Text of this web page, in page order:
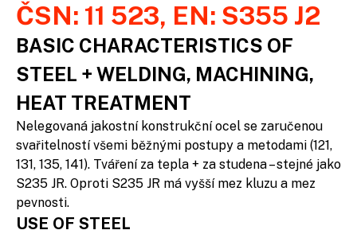
ČSN: 11 523, EN: S355 J2
BASIC CHARACTERISTICS OF
STEEL + WELDING, MACHINING,
HEAT TREATMENT
Nelegovaná jakostní konstrukční ocel se zaručenou
svařitelností všemi běžnými postupy a metodami (121,
131, 135, 141). Tváření za tepla + za studena – stejné jako
S235 JR. Oproti S235 JR má vyšší mez kluzu a mez
pevnosti.
USE OF STEEL